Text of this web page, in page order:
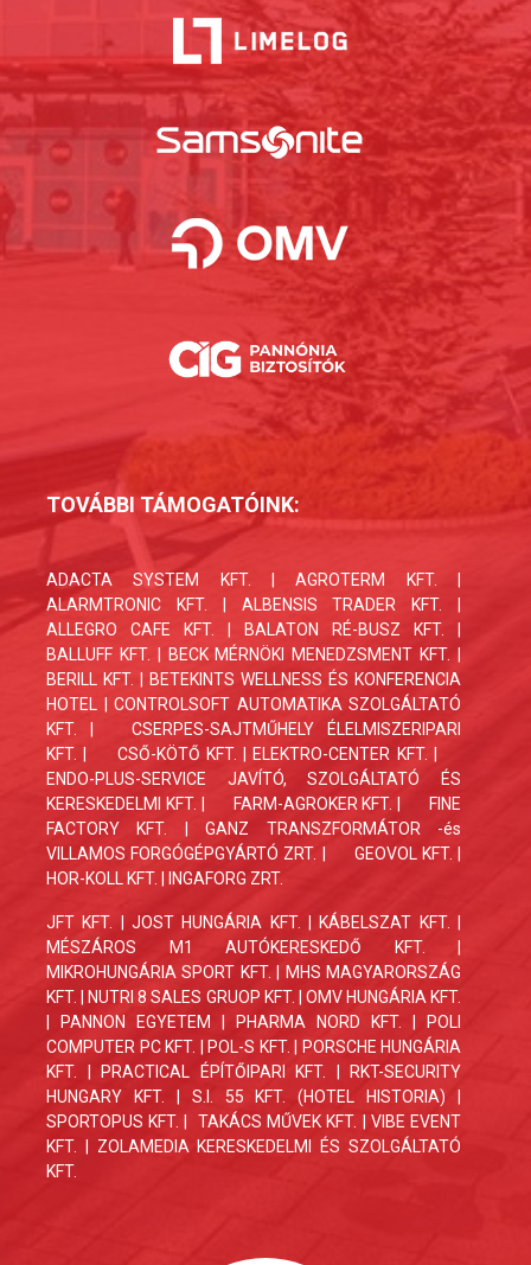
TOVÁBBI TÁMOGATÓINK:
ADACTA SYSTEM KFT. | AGROTERM KFT. |
ALARMTRONIC KFT. | ALBENSIS TRADER KFT. |
ALLEGRO CAFE KFT. | BALATON RÉ-BUSZ KFT. |
BALLUFF KFT. | BECK MÉRNÖKI MENEDZSMENT KFT. |
BERILL KFT. | BETEKINTS WELLNESS ÉS KONFERENCIA
HOTEL | CONTROLSOFT AUTOMATIKA SZOLGÁLTATÓ
KFT. |
CSERPES-SAJTMŰHELY ÉLELMISZERIPARI
KFT.|
CSŐ-KÖTŐ KFT. | ELEKTRO-CENTER KFT. |
ENDO-PLUS-SERVICE JAVÍTÓ, SZOLGÁLTATÓ ÉS
KERESKEDELMI KFT. | FARM-AGROKER KFT. |
FINE
FACTORY KFT. | GANZ TRANSZFORMÁTOR -és
VILLAMOS FORGÓGÉPGYÁRTÓ ZRT. |
GEOVOL KFT. |
HOR-KOLL KFT. | INGAFORG ZRT.
JFT KFT. | JOST HUNGÁRIA KFT. | KÁBELSZAT KFT. |
MÉSZÁROS M1 AUTÓKERESKEDŐ KFT. |
MIKROHUNGÁRIA SPORT KFT. | MHS MAGYARORSZÁG
KFT. | NUTRI 8 SALES GRUOP KFT. | OMV HUNGÁRIA KFT.
| PANNON EGYETEM | PHARMA NORD KFT. | POLI
COMPUTER PC KFT. | POL-S KFT. | PORSCHE HUNGÁRIA
KFT. | PRACTICAL ÉPÍTŐIPARI KFT. | RKT-SECURITY
HUNGARY KFT. | S.I. 55 KFT. (HOTEL HISTORIA) |
SPORTOPUS KFT. | TAKÁCS MŰVEK KFT. | VIBE EVENT
KFT. | ZOLAMEDIA KERESKEDELMI ÉS SZOLGÁLTATÓ
KFT.